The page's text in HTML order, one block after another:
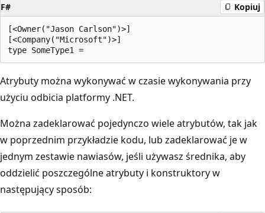
F# Kopiuj
[<Owner("Jason Carlson")>]
[<Company("Microsoft")>]
Atrybuty można wykonywać w czasie wykonywania przy
użyciu odbicia platformy .NET.
Można zadeklarować pojedynczo wiele atrybutów, tak jak
w poprzednim przykładzie kodu, lub zadeklarować je w
jednym zestawie nawiasów, jeśli używasz średnika, aby
oddzielić poszczególne atrybuty i konstruktory w
następujący sposób: